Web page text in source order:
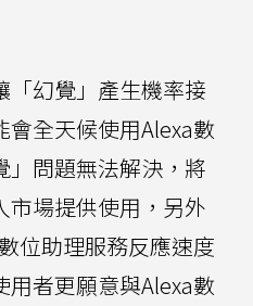
「幻覺」產生機率接
全天候使用Alexa數
」問題無法解決，將
市場提供使用，另外
位助理服務反應速度
者更願意與Alexa數